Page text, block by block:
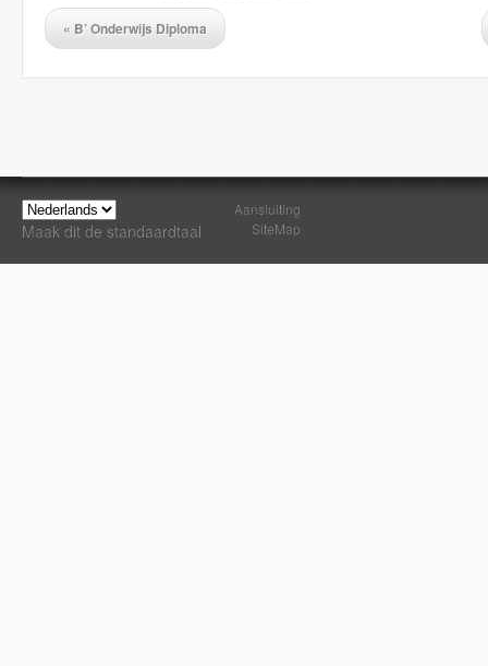
« B’ Onderwijs Diploma
Maak dit de standaardtaal
Aansluiting
SiteMap